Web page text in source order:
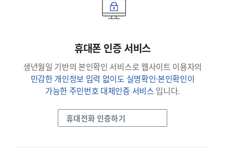
휴대폰 인증 서비스
생년월일 기반의 본인확인 서비스로 웹사이트 이용자의
민감한 개인정보 입력 없이도 실명확인·본인확인이
가능한 주민번호 대체인증 서비스 입니다.
휴대전화 인증하기